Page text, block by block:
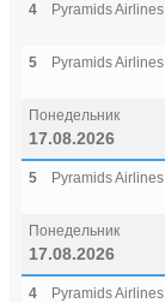
4 Pyramids Airlines
5 Pyramids Airlines
Понедельник
17.08.2026
5 Pyramids Airlines
Понедельник
17.08.2026
4 Pyramids Airlines